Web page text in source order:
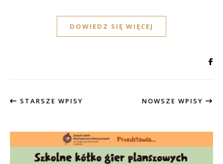
DOWIEDZ SIĘ WIĘCEJ
STARSZE WPISY NOWSZE WPISY